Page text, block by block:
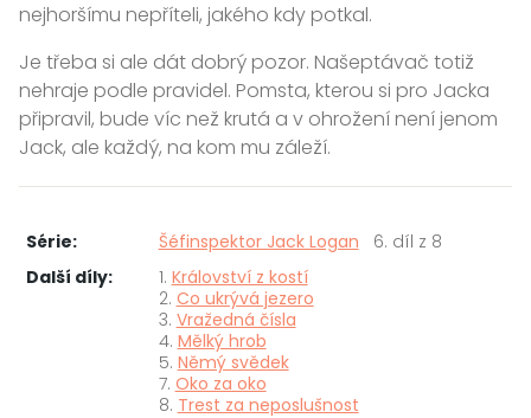
nejhoršímu nepříteli, jakého kdy potkal.
Je třeba si ale dát dobrý pozor. Našeptávač totiž
nehraje podle pravidel. Pomsta, kterou si pro Jacka
připravil, bude víc než krutá a v ohrožení není jenom
Jack, ale každý, na kom mu záleží.
Série: Šéfinspektor Jack Logan
6. díl z 8
Další díly:
1. Království z kostí
2. Co ukrývá jezero
3. Vražedná čísla
4. Mělký hrob
5. Němý svědek
7. Oko za oko
8. Trest za neposlušnost